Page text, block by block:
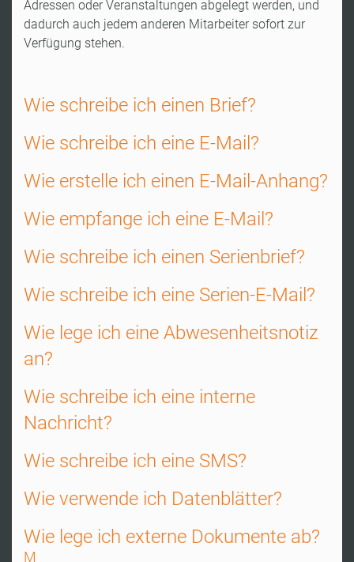
Adressen oder Veranstaltungen abgelegt werden, und
dadurch auch jedem anderen Mitarbeiter sofort zur
Verfügung stehen.
Wie schreibe ich einen Brief?
Wie schreibe ich eine E-Mail?
Wie erstelle ich einen E-Mail-Anhang?
Wie empfange ich eine E-Mail?
Wie schreibe ich einen Serienbrief?
Wie schreibe ich eine Serien-E-Mail?
Wie lege ich eine Abwesenheitsnotiz
an?
Wie schreibe ich eine interne
Nachricht?
Wie schreibe ich eine SMS?
Wie verwende ich Datenblätter?
Wie lege ich externe Dokumente ab?
M